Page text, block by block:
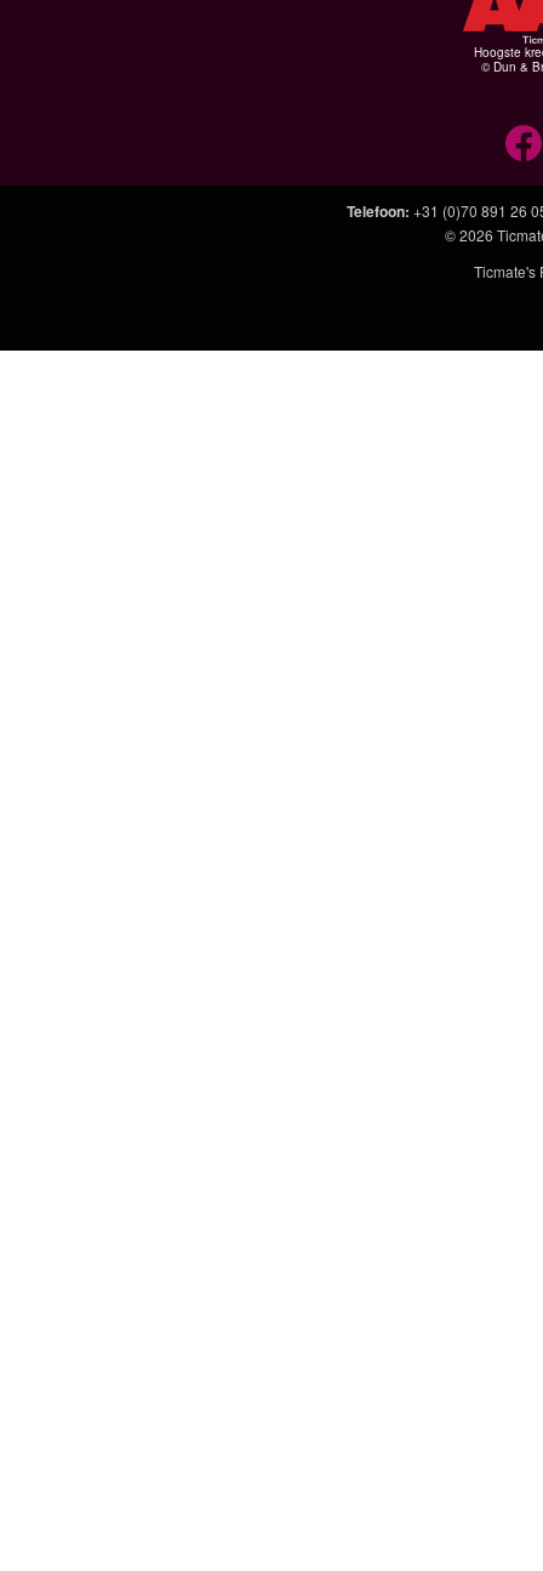
Hoogste
© Dun &
Telefoon: +31 (0)70 891 26
© 2026
Ticmate's